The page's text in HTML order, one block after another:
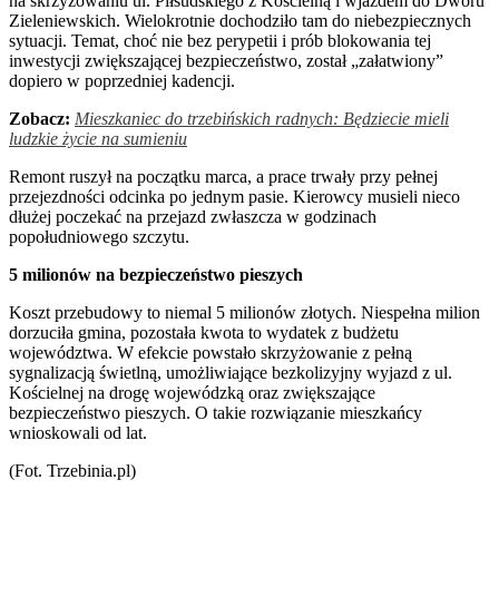
Zieleniewskich. Wielokrotnie dochodziło tam do niebezpiecznych
sytuacji. Temat, choć nie bez perypetii i prób blokowania tej
inwestycji zwiększającej bezpieczeństwo, został „załatwiony”
dopiero w poprzedniej kadencji.
Zobacz: Mieszkaniec do trzebińskich radnych: Będziecie mieli
ludzkie życie na sumieniu
Remont ruszył na początku marca, a prace trwały przy pełnej
przejezdności odcinka po jednym pasie. Kierowcy musieli nieco
dłużej poczekać na przejazd zwłaszcza w godzinach
popołudniowego szczytu.
5 milionów na bezpieczeństwo pieszych
Koszt przebudowy to niemal 5 milionów złotych. Niespełna milion
dorzuciła gmina, pozostała kwota to wydatek z budżetu
województwa. W efekcie powstało skrzyżowanie z pełną
sygnalizacją świetlną, umożliwiające bezkolizyjny wyjazd z ul.
Kościelnej na drogę wojewódzką oraz zwiększające
bezpieczeństwo pieszych. O takie rozwiązanie mieszkańcy
wnioskowali od lat.
(Fot. Trzebinia.pl)